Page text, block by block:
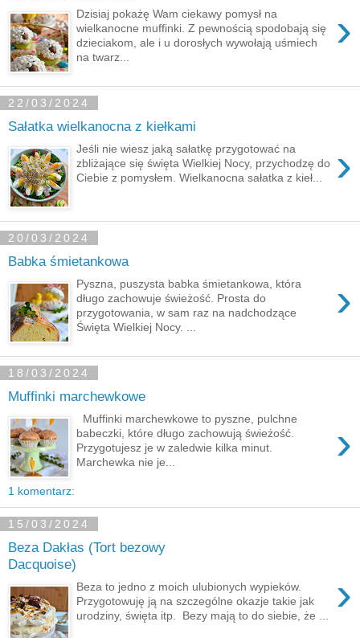
›
Dzisiaj pokażę Wam ciekawy pomysł na
wielkanocne muffinki. Z pewnością spodobają się
dzieciakom, ale i u dorosłych wywołają uśmiech
na twarz...
22/03/2024
Sałatka wielkanocna z kiełkami
›
Jeśli nie wiesz jaką sałatkę przygotować na
zbliżające się święta Wielkiej Nocy, przychodzę do
Ciebie z pomysłem. Wielkanocna sałatka z kieł...
20/03/2024
Babka śmietankowa
›
Pyszna, puszysta babka śmietankowa, która
długo zachowuje świeżość. Prosta do
przygotowania, w sam raz na nadchodzące
Święta Wielkiej Nocy. ...
18/03/2024
Muffinki marchewkowe
›
Muffinki marchewkowe to pyszne, pulchne
babeczki, które długo zachowują świeżość.
Przygotujesz je w zaledwie kilka minut.
Marchewka nie je...
1 komentarz:
15/03/2024
Beza Dakłas (Tort bezowy
Dacquoise)
›
Beza to jedno z moich ulubionych wypieków.
Przygotowuję ją na szczególne okazje takie jak
urodziny, święta itp. Bezy mają to do siebie, że ...